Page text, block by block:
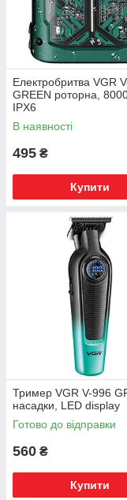
Електробритва VGR
GREEN роторна,
IPX6
В наявності
495 ₴
Купити
Тример VGR V-996
насадки, LED display
Готово до відправки
560 ₴
Купити